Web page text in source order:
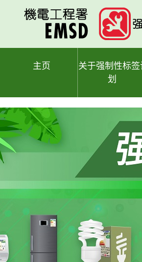
主页
关于强制性标签
划